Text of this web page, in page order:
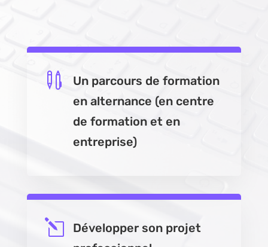

Un parcours de formation
en alternance (en centre
de formation et en
entreprise)
l
Développer son projet